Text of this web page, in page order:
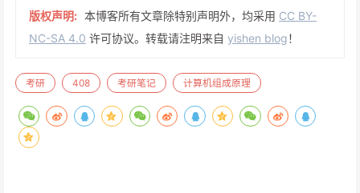
版权声明: 本博客所有文章除特别声明外，均采用 CC BY-
NC-SA 4.0 许可协议。转载请注明来自 yishen blog！
考研 408 考研笔记 计算机组成原理